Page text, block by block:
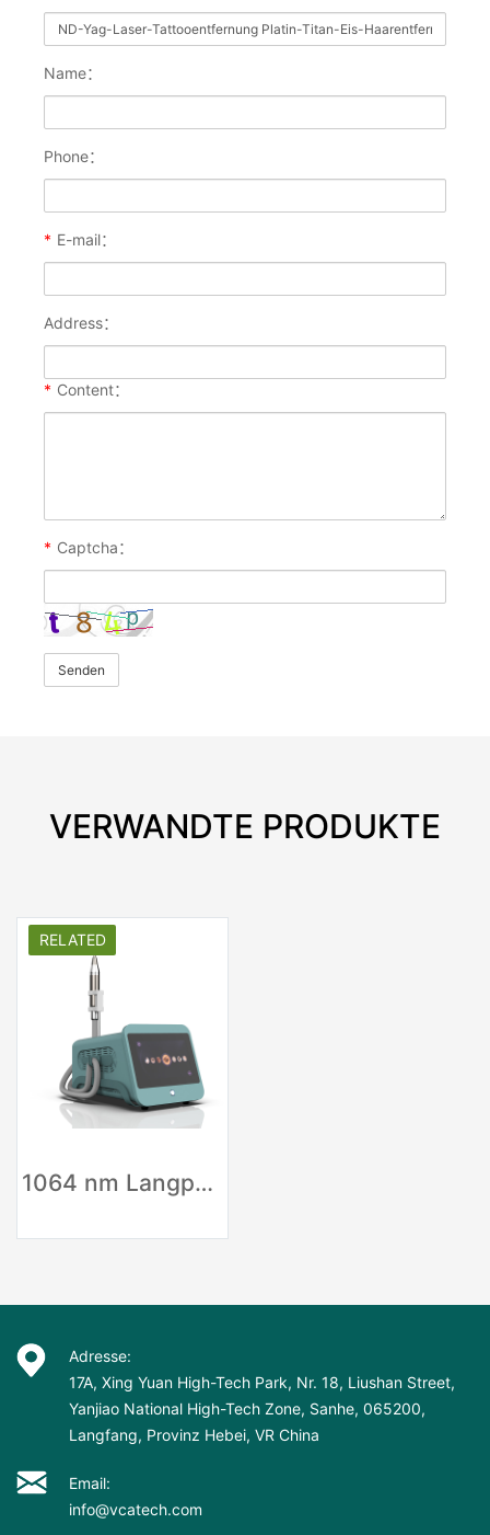
Name：
Phone：
* E-mail：
Address：
* Content：
* Captcha：
Senden
VERWANDTE PRODUKTE
RELATED
1064 nm Langpuls-Nd-Yag-Laser-Tattooentfernungsgerät
Adresse:
17A, Xing Yuan High-Tech Park, Nr. 18, Liushan Street,
Yanjiao National High-Tech Zone, Sanhe, 065200,
Langfang, Provinz Hebei, VR China
Email:
info@vcatech.com